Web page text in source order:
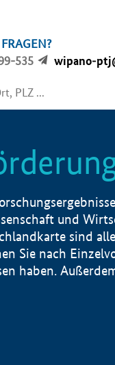
535
wipano-
und
sind
Sie nach
haben.